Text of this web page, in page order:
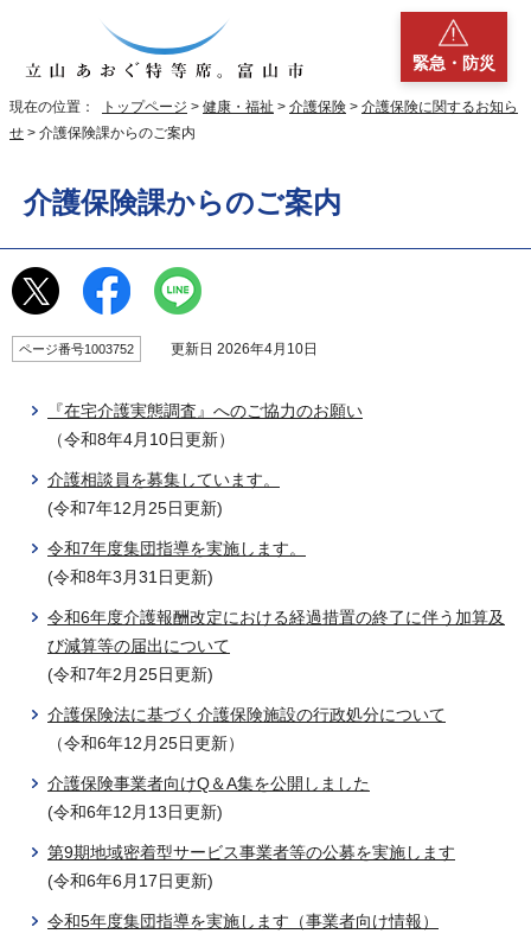
緊急・防災
現在の位置： トップページ > 健康・福祉 > 介護保険 > 介護保険に関するお知ら
せ > 介護保険課からのご案内
介護保険課からのご案内
ページ番号1003752 更新日 2026年4月10日
『在宅介護実態調査』へのご協力のお願い
（令和8年4月10日更新）
介護相談員を募集しています。
(令和7年12月25日更新)
令和7年度集団指導を実施します。
(令和8年3月31日更新)
令和6年度介護報酬改定における経過措置の終了に伴う加算及
び減算等の届出について
(令和7年2月25日更新)
介護保険法に基づく介護保険施設の行政処分について
（令和6年12月25日更新）
介護保険事業者向けQ＆A集を公開しました
(令和6年12月13日更新)
第9期地域密着型サービス事業者等の公募を実施します
(令和6年6月17日更新)
令和5年度集団指導を実施します（事業者向け情報）